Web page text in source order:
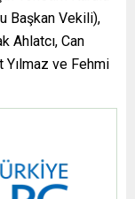
Başkan Vekili),
Ahlatcı, Can
Yılmaz ve Fehmi